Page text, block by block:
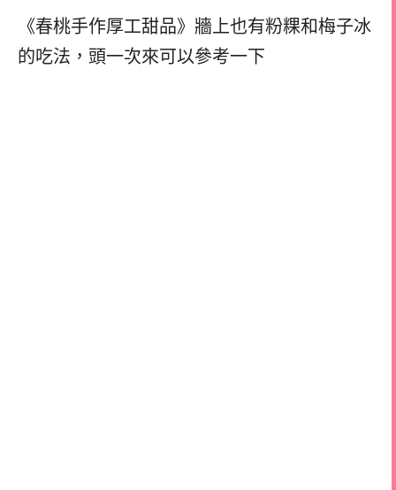
《春桃手作厚工甜品》牆上也有粉粿和梅子冰
的吃法， 頭一次來可以參考一下